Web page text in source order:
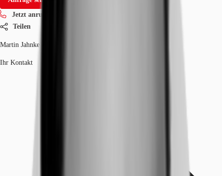
Jetzt anrufen
Teilen
Martin Jahnke
Ihr Kontakt